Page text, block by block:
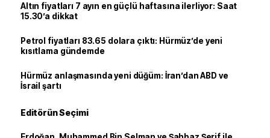
Altın fiyatları 7 ayın en güçlü haftasına ilerliyor: Saat
15.30’a dikkat
Petrol fiyatları 83.65 dolara çıktı: Hürmüz’de yeni
kısıtlama gündemde
Hürmüz anlaşmasında yeni düğüm: İran’dan ABD ve
İsrail şartı
Editörün Seçimi